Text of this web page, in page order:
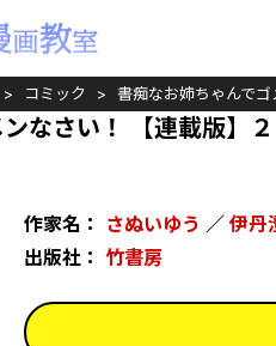
コミック 書痴なお姉ちゃんでゴ
なさい！ 【連載版】２
作家名： さぬいゆう ／ 伊丹
出版社： 竹書房